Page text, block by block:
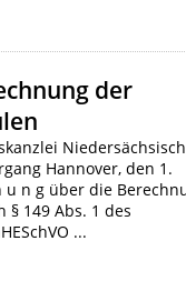
der
Hannover, den 1.
u n g über die
149 Abs. 1 des
...